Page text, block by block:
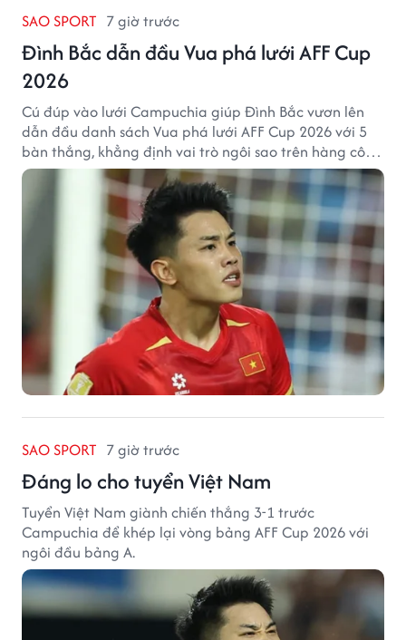
SAO SPORT 7 giờ trước
Đình Bắc dẫn đầu Vua phá lưới AFF Cup
2026
Cú đúp vào lưới Campuchia giúp Đình Bắc vươn lên
dẫn đầu danh sách Vua phá lưới AFF Cup 2026 với 5
bàn thắng, khẳng định vai trò ngôi sao trên hàng công
tuyển Việt Nam.
SAO SPORT 7 giờ trước
Đáng lo cho tuyển Việt Nam
Tuyển Việt Nam giành chiến thắng 3-1 trước
Campuchia để khép lại vòng bảng AFF Cup 2026 với
ngôi đầu bảng A.